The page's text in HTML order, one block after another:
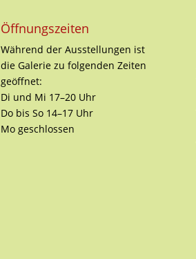
Öffnungszeiten
Während der Ausstellungen ist
die Galerie zu folgenden Zeiten
geöffnet:
Di und Mi 17–20 Uhr
Do bis So 14–17 Uhr
Mo geschlossen